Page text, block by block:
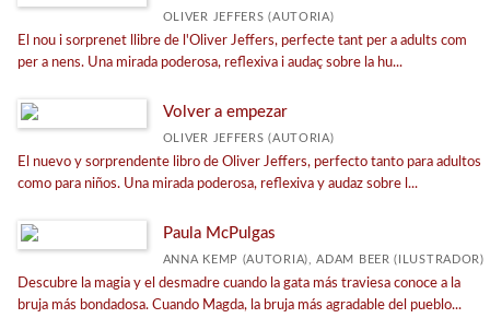
OLIVER JEFFERS (AUTORIA)
El nou i sorprenet llibre de l'Oliver Jeffers, perfecte tant per a adults com
per a nens. Una mirada poderosa, reflexiva i audaç sobre la hu...
Volver a empezar
OLIVER JEFFERS (AUTORIA)
El nuevo y sorprendente libro de Oliver Jeffers, perfecto tanto para adultos
como para niños. Una mirada poderosa, reflexiva y audaz sobre l...
Paula McPulgas
ANNA KEMP (AUTORIA), ADAM BEER (ILUSTRADOR)
Descubre la magia y el desmadre cuando la gata más traviesa conoce a la
bruja más bondadosa. Cuando Magda, la bruja más agradable del pueblo...